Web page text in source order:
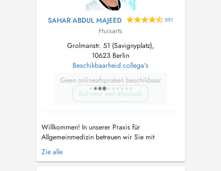
SAHAR ABDUL MAJEED 591
Huisarts
Grolmanstr. 51 (Savignyplatz),
10623 Berlin
Beschikbaarheid collega's
Geen onlineafspraken beschikbaar
Bel voor een afspraak
Willkommen! In unserer Praxis für
Allgemeinmedizin betreuen wir Sie mit
Kompetenz und Empathie. Uns ist wichtig, dass
Sie sich stets gut versorgt und angenommen
Zie alle